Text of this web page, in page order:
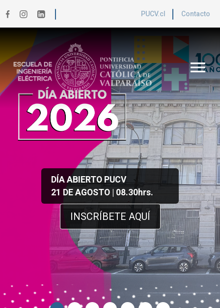
PUCV.cl Contacto
menu
DÍA ABIERTO PUCV
21 DE AGOSTO | 08.30hrs.
INSCRÍBETE AQUÍ